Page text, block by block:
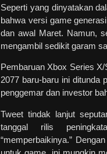
Seperti yang dinyatakan
bahwa versi game
dan awal Maret. Namun,
mengambil sedikit garam
Pembaruan Xbox Series
2077 baru-baru ini ditunda
penggemar dan investor
Tweet tindak lanjut
tanggal rilis
“memperbaikinya.”